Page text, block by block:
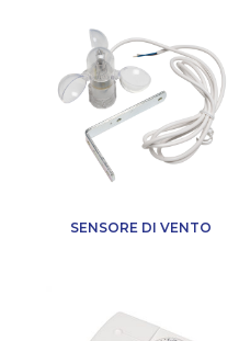
SENSORE DI VENTO